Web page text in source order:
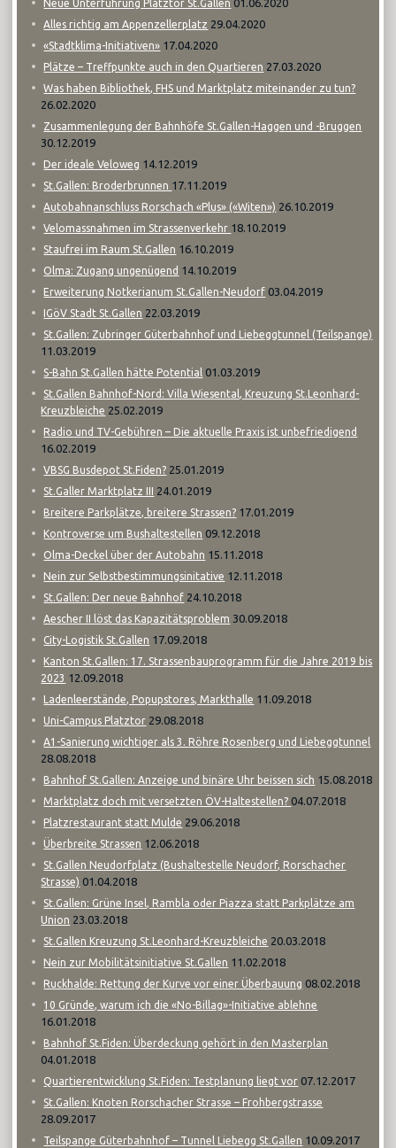
Neue Unterführung Platztor St.Gallen 01.06.2020
Alles richtig am Appenzellerplatz 29.04.2020
«Stadtklima-Initiativen» 17.04.2020
Plätze – Treffpunkte auch in den Quartieren 27.03.2020
Was haben Bibliothek, FHS und Marktplatz miteinander zu tun?
26.02.2020
Zusammenlegung der Bahnhöfe St.Gallen-Haggen und -Bruggen
30.12.2019
Der ideale Veloweg 14.12.2019
St.Gallen: Broderbrunnen 17.11.2019
Autobahnanschluss Rorschach «Plus» («Witen») 26.10.2019
Velomassnahmen im Strassenverkehr 18.10.2019
Staufrei im Raum St.Gallen 16.10.2019
Olma: Zugang ungenügend 14.10.2019
Erweiterung Notkerianum St.Gallen-Neudorf 03.04.2019
IGöV Stadt St.Gallen 22.03.2019
St.Gallen: Zubringer Güterbahnhof und Liebeggtunnel (Teilspange)
11.03.2019
S-Bahn St.Gallen hätte Potential 01.03.2019
St.Gallen Bahnhof-Nord: Villa Wiesental, Kreuzung St.Leonhard-
Kreuzbleiche 25.02.2019
Radio und TV-Gebühren – Die aktuelle Praxis ist unbefriedigend
16.02.2019
VBSG Busdepot St.Fiden? 25.01.2019
St.Galler Marktplatz III 24.01.2019
Breitere Parkplätze, breitere Strassen? 17.01.2019
Kontroverse um Bushaltestellen 09.12.2018
Olma-Deckel über der Autobahn 15.11.2018
Nein zur Selbstbestimmungsinitative 12.11.2018
St.Gallen: Der neue Bahnhof 24.10.2018
Aescher II löst das Kapazitätsproblem 30.09.2018
City-Logistik St.Gallen 17.09.2018
Kanton St.Gallen: 17. Strassenbauprogramm für die Jahre 2019 bis
2023 12.09.2018
Ladenleerstände, Popupstores, Markthalle 11.09.2018
Uni-Campus Platztor 29.08.2018
A1-Sanierung wichtiger als 3. Röhre Rosenberg und Liebeggtunnel
28.08.2018
Bahnhof St.Gallen: Anzeige und binäre Uhr beissen sich 15.08.2018
Marktplatz doch mit versetzten ÖV-Haltestellen?04.07.2018
Platzrestaurant statt Mulde 29.06.2018
Überbreite Strassen 12.06.2018
St.Gallen Neudorfplatz (Bushaltestelle Neudorf, Rorschacher
Strasse) 01.04.2018
St.Gallen: Grüne Insel, Rambla oder Piazza statt Parkplätze am
Union 23.03.2018
St.Gallen Kreuzung St.Leonhard-Kreuzbleiche 20.03.2018
Nein zur Mobilitätsinitiative St.Gallen 11.02.2018
Ruckhalde: Rettung der Kurve vor einer Überbauung 08.02.2018
10 Gründe, warum ich die «No-Billag»-Initiative ablehne
16.01.2018
Bahnhof St.Fiden: Überdeckung gehört in den Masterplan
04.01.2018
Quartierentwicklung St.Fiden: Testplanung liegt vor 07.12.2017
St.Gallen: Knoten Rorschacher Strasse – Frohbergstrasse
28.09.2017
Teilspange Güterbahnhof – Tunnel Liebegg St.Gallen 10.09.2017